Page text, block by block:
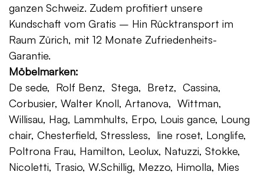
ganzen Schweiz. Zudem profitiert unsere
Kundschaft vom Gratis – Hin Rücktransport im
Raum Zürich, mit 12 Monate Zufriedenheits-
Garantie.
Möbelmarken:
De sede, Rolf Benz, Stega, Bretz, Cassina,
Corbusier, Walter Knoll, Artanova, Wittman,
Willisau, Hag, Lammhults, Erpo, Louis gance, Loung
chair, Chesterfield, Stressless, line roset, Longlife,
Poltrona Frau, Hamilton, Leolux, Natuzzi, Stokke,
Nicoletti, Trasio, W.Schillig, Mezzo, Himolla, Mies